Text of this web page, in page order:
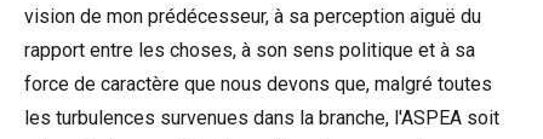
vision de mon prédécesseur, à sa perception aiguë du
rapport entre les choses, à son sens politique et à sa
force de caractère que nous devons que, malgré toutes
les turbulences survenues dans la branche, l'ASPEA soit